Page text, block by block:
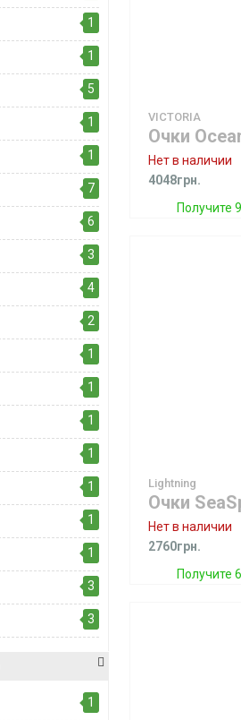
1
1
5
1
1
7
6
3
4
2
1
1
1
1
1
1
1
3
3
1
VICTORIA
Нет в наличии
4048грн.
Получите
Lightning
Нет в наличии
2760грн.
Получите